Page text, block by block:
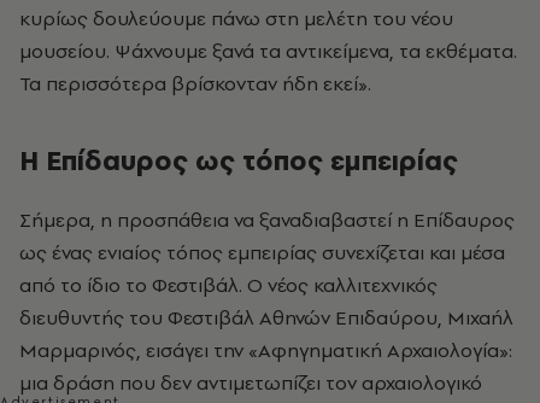
κυρίως δουλεύουμε πάνω στη μελέτη του νέου
μουσείου. Ψάχνουμε ξανά τα αντικείμενα, τα εκθέματα.
Τα περισσότερα βρίσκονταν ήδη εκεί».
Η Επίδαυρος ως τόπος εμπειρίας
Σήμερα, η προσπάθεια να ξαναδιαβαστεί η Επίδαυρος
ως ένας ενιαίος τόπος εμπειρίας συνεχίζεται και μέσα
από το ίδιο το Φεστιβάλ. Ο νέος καλλιτεχνικός
διευθυντής του Φεστιβάλ Αθηνών Επιδαύρου, Μιχαήλ
Μαρμαρινός, εισάγει την «Αφηγηματική Αρχαιολογία»:
μια δράση που δεν αντιμετωπίζει τον αρχαιολογικό